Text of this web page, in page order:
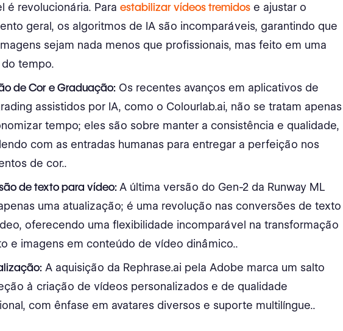
é revolucionária. Paraestabilizar vídeos tremidos e ajustar o
geral, os algoritmos de IA são incomparáveis, garantindo que
sejam nada menos que profissionais​, mas feito em uma
tempo.
de Cor e Graduação: Os recentes avanços em aplicativos de
assistidos por IA, como o Colourlab.ai, não se tratam apenas
tempo; eles são sobre manter a consistência e qualidade,
com as entradas humanas para entregar a perfeição nos
de cor.​.
de texto para vídeo: A última versão do Gen-2 da Runway ML
uma atualização; é uma revolução nas conversões de texto
oferecendo uma flexibilidade incomparável na transformação
e imagens em conteúdo de vídeo dinâmico.​.
A aquisição da Rephrase.ai pela Adobe marca um salto
à criação de vídeos personalizados e de qualidade
com ênfase em avatares diversos e suporte multilíngue.​.